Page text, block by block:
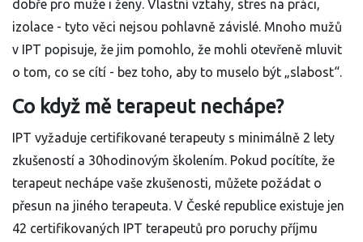
dobře pro muže i ženy. Vlastní vztahy, stres na práci,
izolace - tyto věci nejsou pohlavně závislé. Mnoho mužů
v IPT popisuje, že jim pomohlo, že mohli otevřeně mluvit
o tom, co se cítí - bez toho, aby to muselo být „slabost“.
Co když mě terapeut nechápe?
IPT vyžaduje certifikované terapeuty s minimálně 2 lety
zkušeností a 30hodinovým školením. Pokud pocítíte, že
terapeut nechápe vaše zkušenosti, můžete požádat o
přesun na jiného terapeuta. V České republice existuje jen
42 certifikovaných IPT terapeutů pro poruchy příjmu